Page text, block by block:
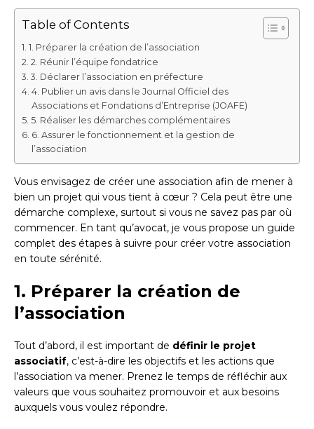
Table of Contents
1. Préparer la création de l’association
2. Réunir l’équipe fondatrice
3. Déclarer l’association en préfecture
4. Publier un avis dans le Journal Officiel des
Associations et Fondations d’Entreprise (JOAFE)
5. Réaliser les démarches complémentaires
6. Assurer le fonctionnement et la gestion de
l’association
Vous envisagez de créer une association afin de mener à
bien un projet qui vous tient à cœur ? Cela peut être une
démarche complexe, surtout si vous ne savez pas par où
commencer. En tant qu’avocat, je vous propose un guide
complet des étapes à suivre pour créer votre association
en toute sérénité.
1. Préparer la création de
l’association
Tout d’abord, il est important de définir le projet
associatif, c’est-à-dire les objectifs et les actions que
l’association va mener. Prenez le temps de réfléchir aux
valeurs que vous souhaitez promouvoir et aux besoins
auxquels vous voulez répondre.